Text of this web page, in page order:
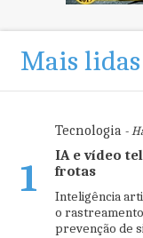
Mais lidas
1
Tecnologia-
IA e vídeo
frotas
Inteligência
o
prevenção de